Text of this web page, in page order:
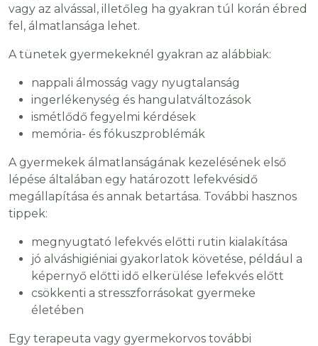
vagy az alvással, illetőleg ha gyakran túl korán ébred
fel, álmatlansága lehet.
A tünetek gyermekeknél gyakran az alábbiak:
nappali álmosság vagy nyugtalanság
ingerlékenység és hangulatváltozások
ismétlődő fegyelmi kérdések
memória- és fókuszproblémák
A gyermekek álmatlanságának kezelésének első
lépése általában egy határozott lefekvésidő
megállapítása és annak betartása. További hasznos
tippek:
megnyugtató lefekvés előtti rutin kialakítása
jó alváshigiéniai gyakorlatok követése, például a
képernyő előtti idő elkerülése lefekvés előtt
csökkenti a stresszforrásokat gyermeke
életében
Egy terapeuta vagy gyermekorvos további